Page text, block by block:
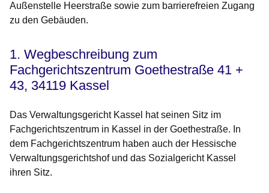
Außenstelle Heerstraße sowie zum barrierefreien Zugang
zu den Gebäuden.
1. Wegbeschreibung zum
Fachgerichtszentrum Goethestraße 41 +
43, 34119 Kassel
Das Verwaltungsgericht Kassel hat seinen Sitz im
Fachgerichtszentrum in Kassel in der Goethestraße. In
dem Fachgerichtszentrum haben auch der Hessische
Verwaltungsgerichtshof und das Sozialgericht Kassel
ihren Sitz.